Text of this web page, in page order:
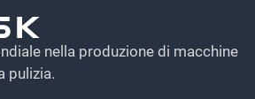
nella produzione di macchine
pulizia.